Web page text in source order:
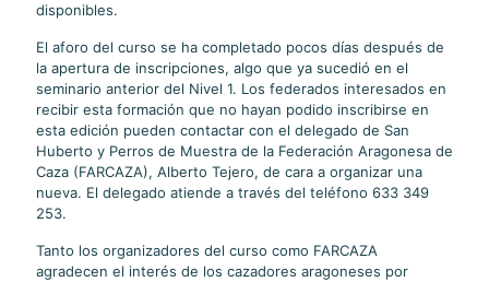
disponibles.
El aforo del curso se ha completado pocos días después de
la apertura de inscripciones, algo que ya sucedió en el
seminario anterior del Nivel 1. Los federados interesados en
recibir esta formación que no hayan podido inscribirse en
esta edición pueden contactar con el delegado de San
Huberto y Perros de Muestra de la Federación Aragonesa de
Caza (FARCAZA), Alberto Tejero, de cara a organizar una
nueva. El delegado atiende a través del teléfono 633 349
253.
Tanto los organizadores del curso como FARCAZA
agradecen el interés de los cazadores aragoneses por